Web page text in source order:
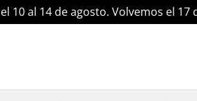
10 al 14 de agosto. Volvemos el 17